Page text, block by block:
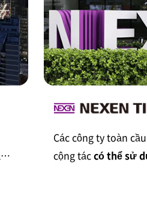
Các công ty toàn
cộng táccó thể sử